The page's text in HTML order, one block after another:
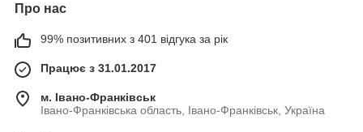
Про нас
99% позитивних з 401 відгука за рік
Працює з 31.01.2017
м. Івано-Франківськ
Івано-Франківська область, Івано-Франківськ, Україна